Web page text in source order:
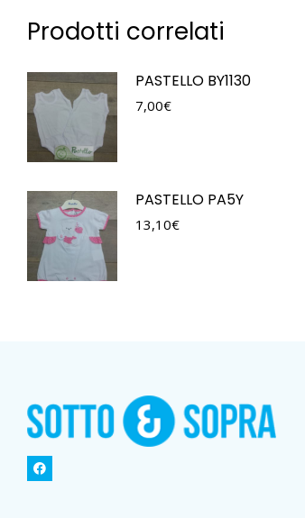
Prodotti correlati
PASTELLO BY1130
7,00€
PASTELLO PA5Y
13,10€